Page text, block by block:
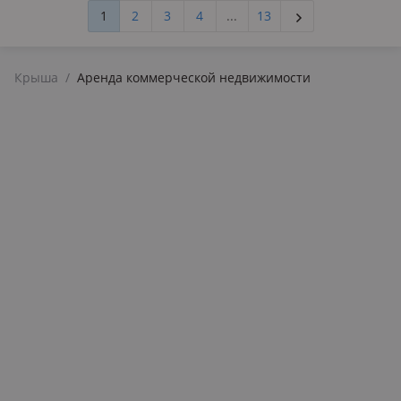
1 2 3 4 ... 13
Крыша / Аренда коммерческой недвижимости